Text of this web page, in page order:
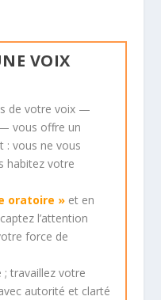
VOIX
de votre voix —
vous offre un
: vous ne vous
habitez votre
oratoire »et en
l’attention
force de
; travaillez votre
autorité et clarté